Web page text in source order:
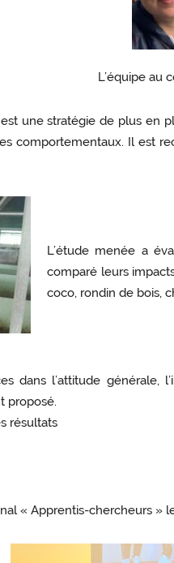
L’équipe au
une stratégie de plus
comportementaux. Il est
L’étude menée a
comparé leurs
coco, rondin de bois,
dans l’attitude générale,
proposé.
résultats
« Apprentis-chercheurs »